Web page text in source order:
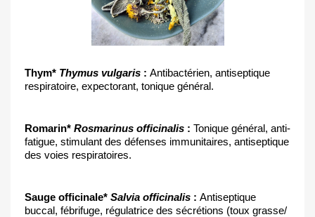
Thym* Thymus vulgaris : Antibactérien, antiseptique
respiratoire, expectorant, tonique général.
Romarin* Rosmarinus officinalis : Tonique général, anti-
fatigue, stimulant des défenses immunitaires, antiseptique
des voies respiratoires.
Sauge officinale* Salvia officinalis : Antiseptique
buccal, fébrifuge, régulatrice des sécrétions (toux grasse/